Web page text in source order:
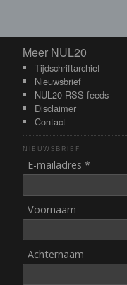
Meer NUL20
Meer NUL20
Tijdschriftarchief
Nieuwsbrief
NUL20 RSS-feeds
Disclaimer
Contact
NIEUWSBRIEF
E-mailadres *
Voornaam
Achternaam